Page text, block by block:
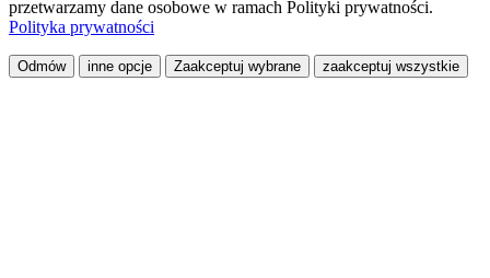
przetwarzamy dane osobowe w ramach Polityki prywatności.
Polityka prywatności
Odmów inne opcje Zaakceptuj wybrane zaakceptuj wszystkie